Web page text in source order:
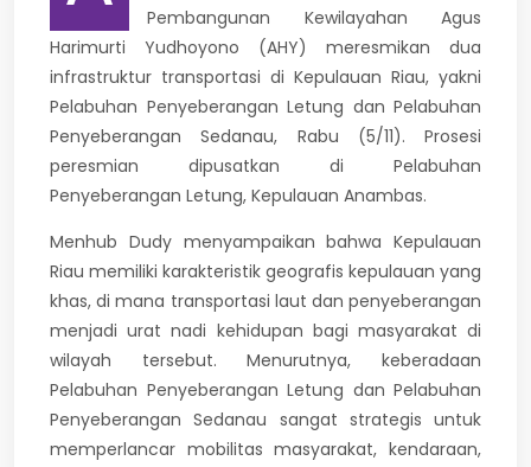
Pembangunan Kewilayahan Agus
Harimurti Yudhoyono (AHY) meresmikan dua
infrastruktur transportasi di Kepulauan Riau, yakni
Pelabuhan Penyeberangan Letung dan Pelabuhan
Penyeberangan Sedanau, Rabu (5/11). Prosesi
peresmian dipusatkan di Pelabuhan
Penyeberangan Letung, Kepulauan Anambas.
Menhub Dudy menyampaikan bahwa Kepulauan
Riau memiliki karakteristik geografis kepulauan yang
khas, di mana transportasi laut dan penyeberangan
menjadi urat nadi kehidupan bagi masyarakat di
wilayah tersebut. Menurutnya, keberadaan
Pelabuhan Penyeberangan Letung dan Pelabuhan
Penyeberangan Sedanau sangat strategis untuk
memperlancar mobilitas masyarakat, kendaraan,